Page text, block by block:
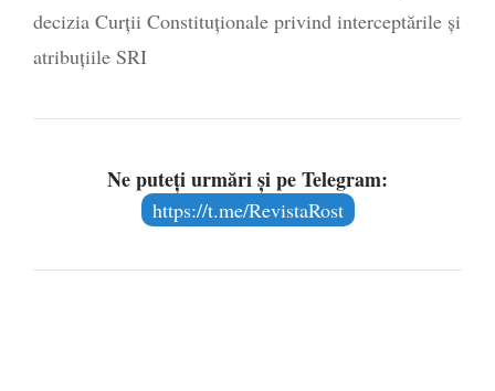
decizia Curții Constituționale privind interceptările și
atribuțiile SRI
Ne puteți urmări și pe Telegram:
https://t.me/RevistaRost